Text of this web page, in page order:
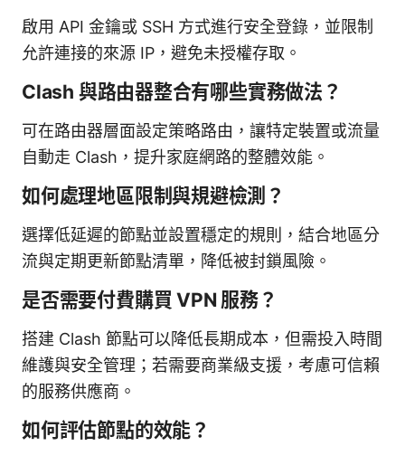
啟用 API 金鑰或 SSH 方式進行安全登錄，並限制
允許連接的來源 IP，避免未授權存取。
Clash 與路由器整合有哪些實務做法？
可在路由器層面設定策略路由，讓特定裝置或流量
自動走 Clash，提升家庭網路的整體效能。
如何處理地區限制與規避檢測？
選擇低延遲的節點並設置穩定的規則，結合地區分
流與定期更新節點清單，降低被封鎖風險。
是否需要付費購買 VPN 服務？
搭建 Clash 節點可以降低長期成本，但需投入時間
維護與安全管理；若需要商業級支援，考慮可信賴
的服務供應商。
如何評估節點的效能？